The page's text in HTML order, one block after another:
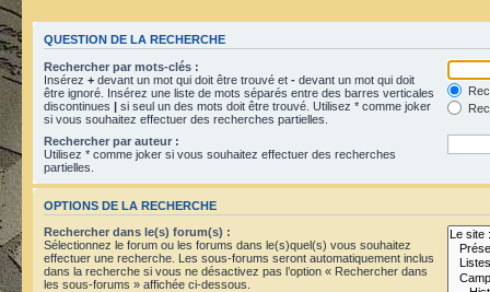
QUESTION DE LA RECHERCHE
Rechercher par mots-clés :
Insérez + devant un mot qui doit être trouvé et - devant un mot qui doit
être ignoré. Insérez une liste de mots séparés entre des barres verticales
discontinues | si seul un des mots doit être trouvé. Utilisez * comme joker
si vous souhaitez effectuer des recherches partielles.
Rechercher par auteur :
Utilisez * comme joker si vous souhaitez effectuer des recherches
partielles.
OPTIONS DE LA RECHERCHE
Rechercher dans le(s) forum(s) :
Sélectionnez le forum ou les forums dans le(s)quel(s) vous souhaitez
effectuer une recherche. Les sous-forums seront automatiquement inclus
dans la recherche si vous ne désactivez pas l’option « Rechercher dans
les sous-forums » affichée ci-dessous.